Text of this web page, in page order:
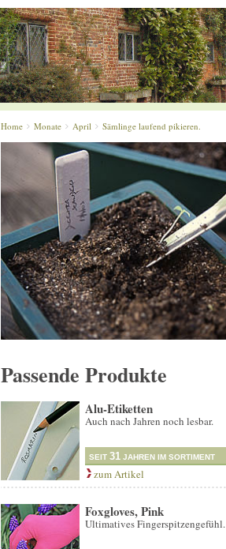
Home Monate April Sämlinge laufend pikieren.
Passende Produkte
Alu-Etiketten
Auch nach Jahren noch lesbar.
SEIT 31 JAHREN IM SORTIMENT
zum Artikel
Foxgloves, Pink
Ultimatives Fingerspitzengefühl.